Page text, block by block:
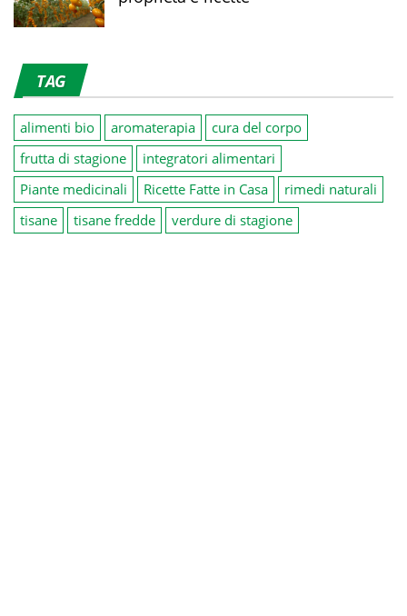
TAG
alimenti bio aromaterapia
cura del corpo
frutta di stagione
integratori alimentari
Piante medicinali
Ricette Fatte in Casa
rimedi naturali
tisane
tisane fredde verdure di stagione